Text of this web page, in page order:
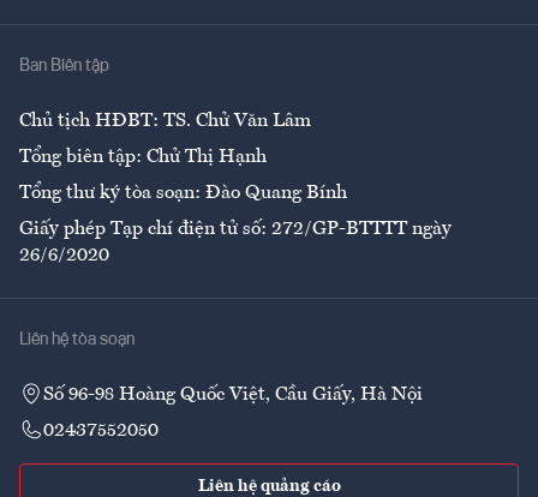
Ban Biên tập
Chủ tịch HĐBT: TS. Chử Văn Lâm
Tổng biên tập: Chử Thị Hạnh
Tổng thư ký tòa soạn: Đào Quang Bính
Giấy phép Tạp chí điện tử số: 272/GP-BTTTT ngày
26/6/2020
Liên hệ tòa soạn
Số 96-98 Hoàng Quốc Việt, Cầu Giấy, Hà Nội
02437552050
Liên hệ quảng cáo